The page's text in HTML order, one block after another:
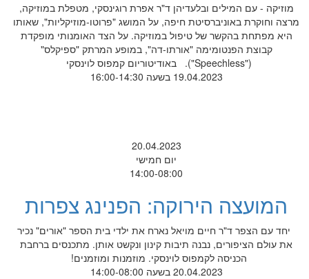
מוזיקה - עם המילים ובלעדיהן ד"ר אפרת רוגינסקי, מטפלת במוזיקה,
מרצה וחוקרת באוניברסיטת חיפה, על המושג "פרוטו-מוזיקליות", שאותו
היא מפתחת בהקשר של טיפול במוזיקה. על הצד האומנותי מופקדת
קבוצת הפנטומימה "אורתו-דה", במופע המרתק "ספיקלס"
("Speechless"). באודיטוריום קמפוס לוינסקי
19.04.2023 בשעה 16:00-14:30
20.04.2023
יום חמישי
14:00-08:00
המועצה הירוקה: הפנינג צפרות
יחד עם הצפר ד"ר חיים מויאל נארח את ילדי בית הספר "אורים" נכיר
את עולם הציפורים, נבנה תיבות קינון ונקשט אותן. מתכנסים ברחבת
הכניסה לקמפוס לוינסקי. מוזמנות ומוזמנים!
20.04.2023 בשעה 14:00-08:00